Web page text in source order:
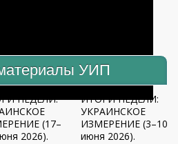
УИП
НЕДЕЛИ:
(17–
2026).
ИТОГИ НЕДЕЛИ:
УКРАИНСКОЕ
ИЗМЕРЕНИЕ (3–10
июня 2026).